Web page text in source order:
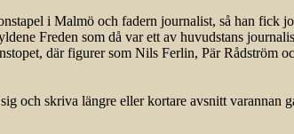
i Malmö och fadern journalist, så han fick
Freden som då var ett av huvudstans
där figurer som Nils Ferlin, Pär Rådström
och skriva längre eller kortare avsnitt